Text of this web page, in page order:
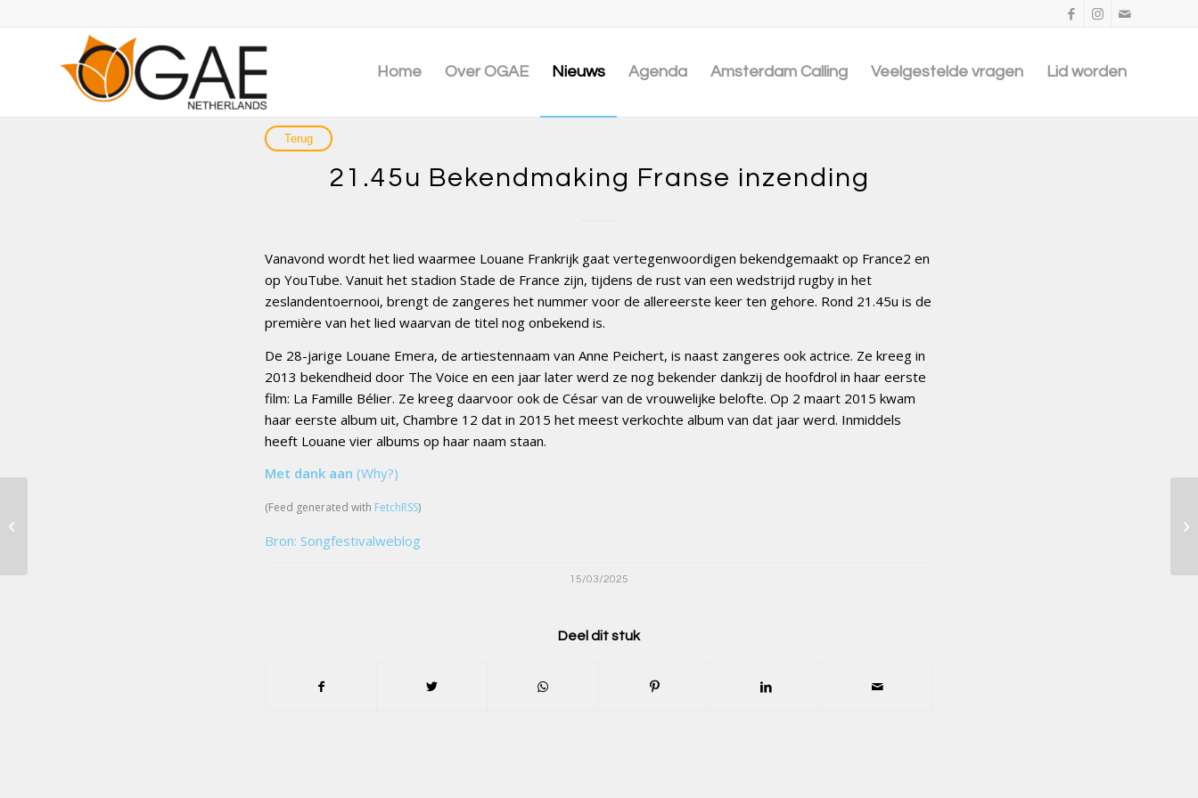
Home Over OGAE Nieuws Agenda Amsterdam Calling Veelgestelde vragen Lid worden
21.45u Bekendmaking Franse inzending
Vanavond wordt het lied waarmee Louane Frankrijk gaat vertegenwoordigen bekendgemaakt op France2 en
op YouTube. Vanuit het stadion Stade de France zijn, tijdens de rust van een wedstrijd rugby in het
zeslandentoernooi, brengt de zangeres het nummer voor de allereerste keer ten gehore. Rond 21.45u is de
première van het lied waarvan de titel nog onbekend is.
De 28-jarige Louane Emera, de artiestennaam van Anne Peichert, is naast zangeres ook actrice. Ze kreeg in
2013 bekendheid door The Voice en een jaar later werd ze nog bekender dankzij de hoofdrol in haar eerste
film: La Famille Bélier. Ze kreeg daarvoor ook de César van de vrouwelijke belofte. Op 2 maart 2015 kwam
haar eerste album uit, Chambre 12 dat in 2015 het meest verkochte album van dat jaar werd. Inmiddels
heeft Louane vier albums op haar naam staan.
Met dank aan (Why?)
(Feed generated with FetchRSS)
Bron: Songfestivalweblog
15/03/2025
Deel dit stuk